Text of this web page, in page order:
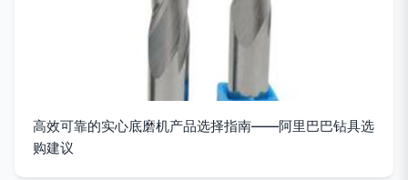
高效可靠的实心底磨机产品选择指南——阿里巴巴钻具选
购建议